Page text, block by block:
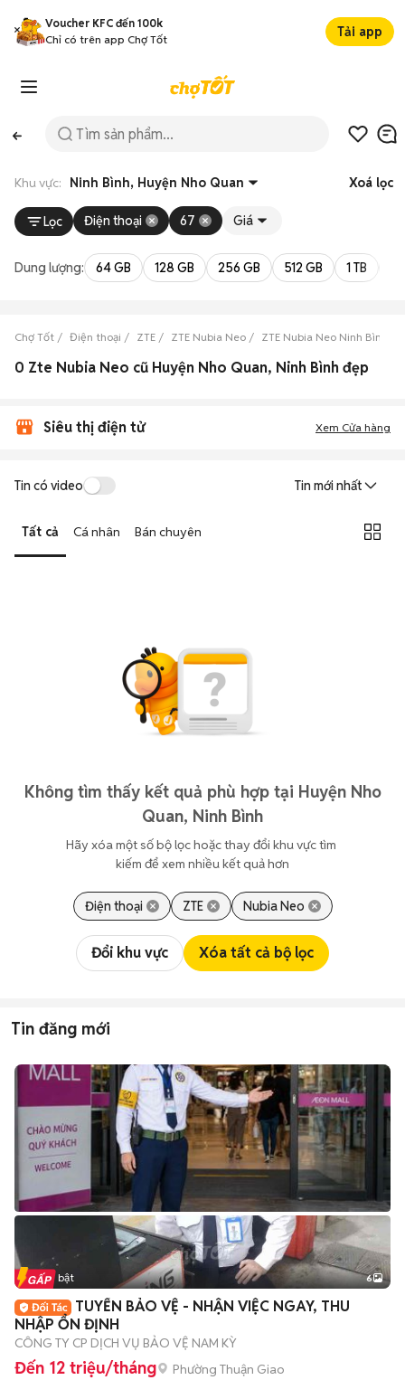
Voucher KFC đến 100k
Chỉ có trên app Chợ Tốt
Tải app
Khu vực: Ninh Bình, Huyện Nho Quan Xoá lọc
Lọc Điện thoại 67 Giá
Dung lượng: 64 GB 128 GB 256 GB 512 GB 1 TB
Chợ Tốt Điện thoại ZTE ZTE Nubia Neo ZTE Nubia Neo Ninh Bình
0 Zte Nubia Neo cũ Huyện Nho Quan, Ninh Bình đẹp
Siêu thị điện tử Xem Cửa hàng
Tin có video Tin mới nhất
Tất cả Cá nhân Bán chuyên
Không tìm thấy kết quả phù hợp tại Huyện Nho
Quan, Ninh Bình
Hãy xóa một số bộ lọc hoặc thay đổi khu vực tìm
kiếm để xem nhiều kết quả hơn
Điện thoại ZTE Nubia Neo
Đổi khu vực Xóa tất cả bộ lọc
Tin đăng mới
+2
Tin nổi bật 6
TUYỂN BẢO VỆ - NHẬN VIỆC NGAY, THU
NHẬP ỔN ĐỊNH
CÔNG TY CP DỊCH VỤ BẢO VỆ NAM KỲ
Đến 12 triệu/tháng Phường Thuận Giao